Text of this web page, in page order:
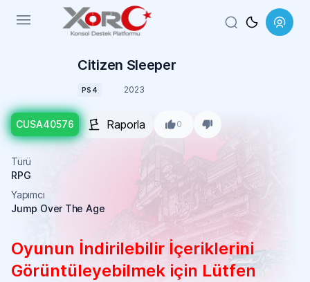
Menu
Citizen Sleeper
PS4 2023
CUSA40576 Raporla 0
Türü
RPG
Yapımcı
Jump Over The Age
Oyunun İndirilebilir İçeriklerini
Görüntüleyebilmek için Lütfen